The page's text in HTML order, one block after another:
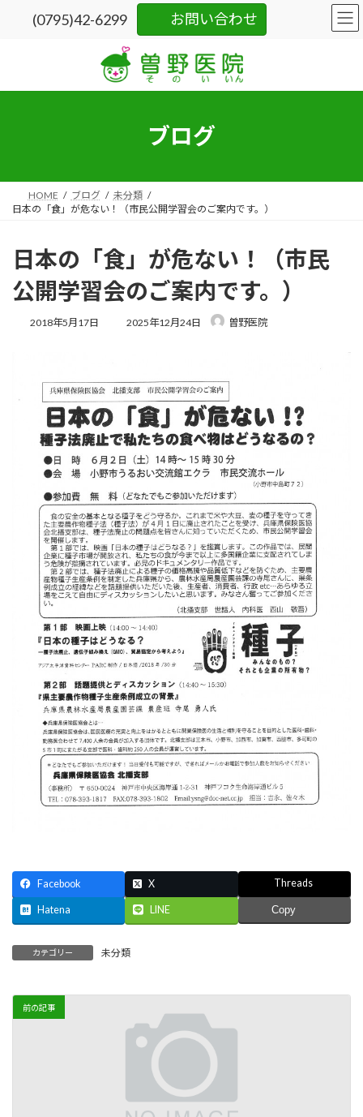
へ
ョ
(0795)42-6299 お問い合わせ
ブログ
HOME ブログ
未分類
日本の「食」が危ない！（市民公開学習会のご案内です。）
日本の「食」が危ない！（市民
公開学習会のご案内です。）
2018年5月17日
最
時
:
2025年12月24日 曽野医院
Facebook X Threads
Hatena LINE Copy
カテゴリー 未分類
前の記事